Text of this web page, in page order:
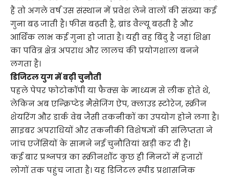
हैं तो अगले वर्ष उस संस्थान में प्रवेश लेने वालों की संख्या कई
गुना बढ़ जाती है। फीस बढ़ती है, ब्रांड वैल्यू बढ़ती है और
आर्थिक लाभ कई गुना हो जाता है। यही वह बिंदु है जहां शिक्षा
का पवित्र क्षेत्र अपराध और लालच की प्रयोगशाला बनने
लगता है।
डिजिटल युग में बढ़ी चुनौती
पहले पेपर फोटोकॉपी या फैक्स के माध्यम से लीक होते थे,
लेकिन अब एन्क्रिप्टेड मैसेजिंग ऐप, क्लाउड स्टोरेज, स्क्रीन
शेयरिंग और डार्क वेब जैसी तकनीकों का उपयोग होने लगा है।
साइबर अपराधियों और तकनीकी विशेषज्ञों की संलिप्तता ने
जांच एजेंसियों के सामने नई चुनौतियां खड़ी कर दी हैं।
कई बार प्रश्नपत्र का स्क्रीनशॉट कुछ ही मिनटों में हजारों
लोगों तक पहुंच जाता है। यह डिजिटल स्पीड प्रशासनिक